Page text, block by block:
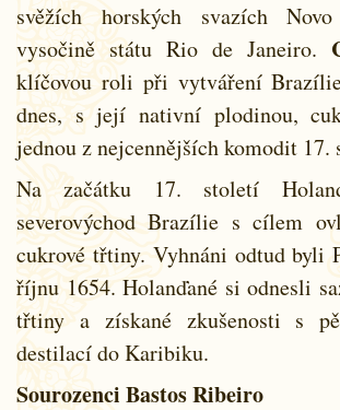
svěžích horských svazích
vysočině státu Rio de Janeiro.
klíčovou roli při vytváření
dnes, s její nativní plodinou,
jednou z nejcennějších komodit 17.
Na začátku 17. století
severovýchod Brazílie s cílem
cukrové třtiny. Vyhnáni odtud byli
říjnu 1654. Holanďané si odnesli
třtiny a získané zkušenosti s
destilací do Karibiku.
Sourozenci Bastos Ribeiro